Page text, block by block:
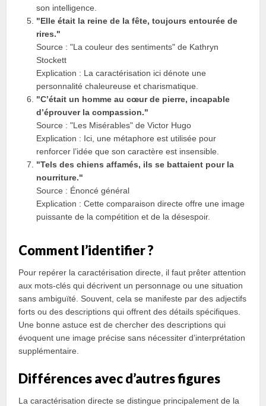
son intelligence.
"Elle était la reine de la fête, toujours entourée de
rires."
Source : "La couleur des sentiments" de Kathryn
Stockett
Explication : La caractérisation ici dénote une
personnalité chaleureuse et charismatique.
"C’était un homme au cœur de pierre, incapable
d’éprouver la compassion."
Source : "Les Misérables" de Victor Hugo
Explication : Ici, une métaphore est utilisée pour
renforcer l’idée que son caractère est insensible.
"Tels des chiens affamés, ils se battaient pour la
nourriture."
Source : Énoncé général
Explication : Cette comparaison directe offre une image
puissante de la compétition et de la désespoir.
Comment l’identifier ?
Pour repérer la caractérisation directe, il faut prêter attention
aux mots-clés qui décrivent un personnage ou une situation
sans ambiguïté. Souvent, cela se manifeste par des adjectifs
forts ou des descriptions qui offrent des détails spécifiques.
Une bonne astuce est de chercher des descriptions qui
évoquent une image précise sans nécessiter d’interprétation
supplémentaire.
Différences avec d’autres figures
La caractérisation directe se distingue principalement de la